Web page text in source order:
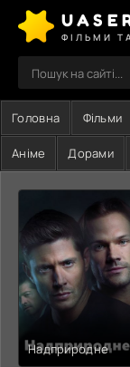
ФІЛЬМИ
Головна Фільми
Аніме Дорами
Надприродне